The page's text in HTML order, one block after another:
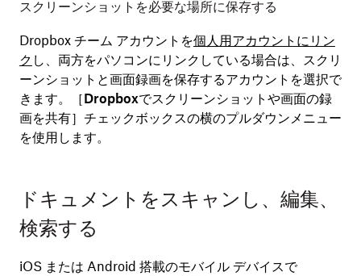
スクリーンショットを必要な場所に保存する
Dropbox チーム アカウントを個人用アカウントにリン
ク し、両方をパソコンにリンクしている場合は、スクリ
ーンショットと画面録画を保存するアカウントを選択で
きます。［Dropboxでスクリーンショットや画面の録
画を共有］チェックボックスの横のプルダウンメニュー
を使用します。
ドキュメントをスキャンし、編集、
検索する
iOS または Android 搭載のモバイル デバイスで